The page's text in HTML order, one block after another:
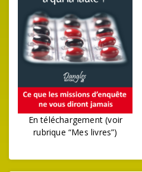
En téléchargement (voir
rubrique “Mes livres”)